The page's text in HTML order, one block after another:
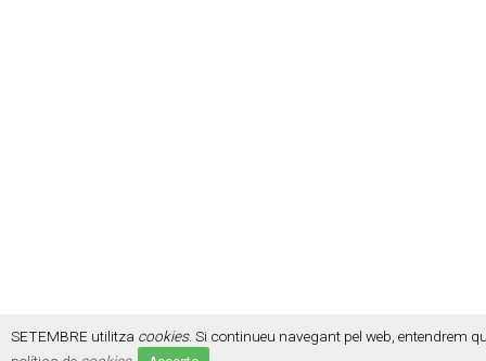
SETEMBRE utilitza cookies. Si continueu navegant pel web, entendrem